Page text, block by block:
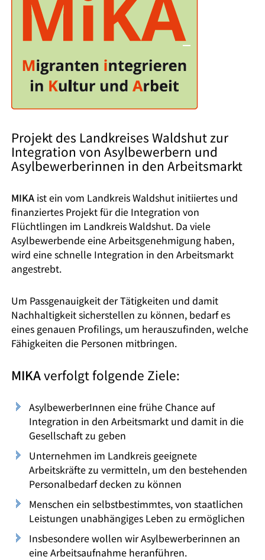
Projekt des Landkreises Waldshut zur
Integration von Asylbewerbern und
Asylbewerberinnen in den Arbeitsmarkt
MIKAist ein vom Landkreis Waldshut initiiertes und
finanziertes Projekt für die Integration von
Flüchtlingen im Landkreis Waldshut. Da viele
Asylbewerbende eine Arbeitsgenehmigung haben,
wird eine schnelle Integration in den Arbeitsmarkt
angestrebt.
Um Passgenauigkeit der Tätigkeiten und damit
Nachhaltigkeit sicherstellen zu können, bedarf es
eines genauen Profilings, um herauszufinden, welche
Fähigkeiten die Personen mitbringen.
MIKAverfolgt folgende Ziele:
AsylbewerberInnen eine frühe Chance auf
Integration in den Arbeitsmarkt und damit in die
Gesellschaft zu geben
Unternehmen im Landkreis geeignete
Arbeitskräfte zu vermitteln, um den bestehenden
Personalbedarf decken zu können
Menschen ein selbstbestimmtes, von staatlichen
Leistungen unabhängiges Leben zu ermöglichen
Insbesondere wollen wir Asylbewerberinnen an
eine Arbeitsaufnahme heranführen.